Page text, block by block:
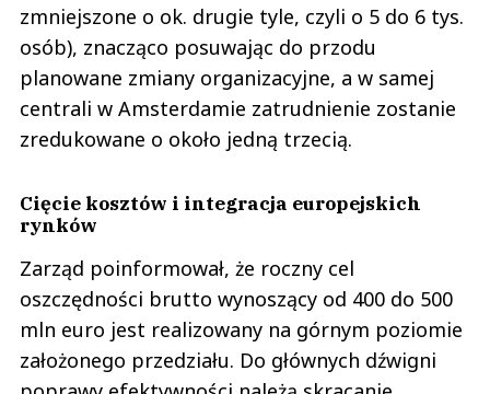
zmniejszone o ok. drugie tyle, czyli o 5 do 6 tys.
osób), znacząco posuwając do przodu
planowane zmiany organizacyjne, a w samej
centrali w Amsterdamie zatrudnienie zostanie
zredukowane o około jedną trzecią.
Cięcie kosztów i integracja europejskich
rynków
Zarząd poinformował, że roczny cel
oszczędności brutto wynoszący od 400 do 500
mln euro jest realizowany na górnym poziomie
założonego przedziału. Do głównych dźwigni